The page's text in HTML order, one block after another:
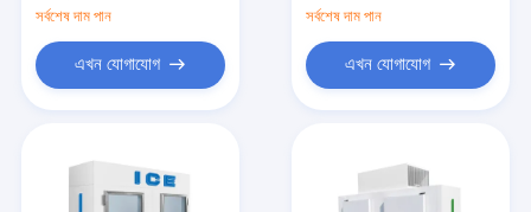
সর্বশেষ দাম পান
এখন যোগাযোগ
সর্বশেষ দাম পান
এখন যোগাযোগ